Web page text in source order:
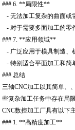
### 6. **局限性**
- 无法加工复杂的曲面或
- 对于需要多面加工的零
### 7. **应用领域**
- 广泛应用于模具制造、
- 特别适合平面加工和简
### 总结
三轴CNC加工以其简单、
些复杂加工任务中存在局
CNC数控加工厂具有以下
### 1. **高精度加工**